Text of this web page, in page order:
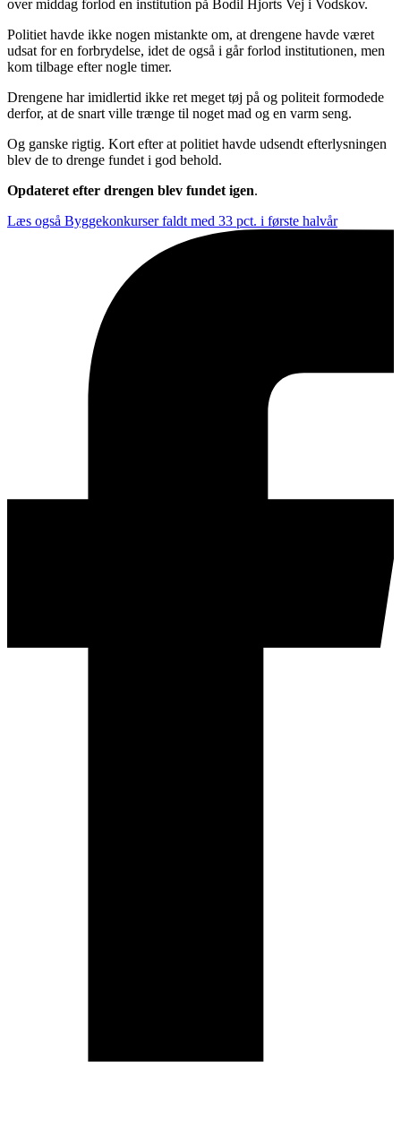
over middag forlod en institution på Bodil Hjorts Vej i Vodskov.
Politiet havde ikke nogen mistankte om, at drengene havde været
udsat for en forbrydelse, idet de også i går forlod institutionen, men
kom tilbage efter nogle timer.
Drengene har imidlertid ikke ret meget tøj på og politeit formodede
derfor, at de snart ville trænge til noget mad og en varm seng.
Og ganske rigtig. Kort efter at politiet havde udsendt efterlysningen
blev de to drenge fundet i god behold.
Opdateret efter drengen blev fundet igen.
Læs også Byggekonkurser faldt med 33 pct. i første halvår